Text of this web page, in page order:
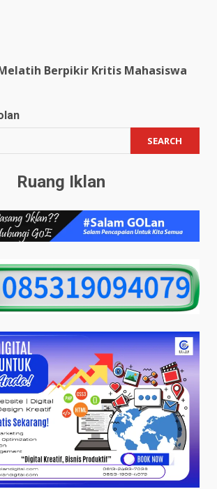
Berpikir Kritis Mahasiswa
SEARCH
Ruang Iklan